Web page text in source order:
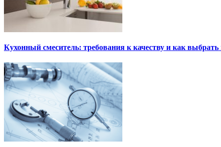
Кухонный смеситель: требования к качеству и как